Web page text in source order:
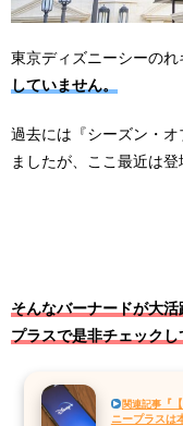
東京ディズニーシーの
していません。
過去には『シーズン・
ましたが、ここ最近は
そんなバーナードが大
プラスで是非チェックし
関連記事 『
ニープラスは